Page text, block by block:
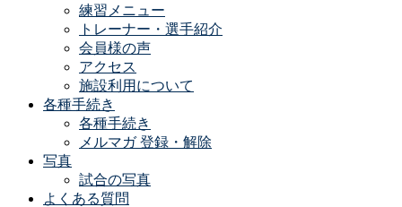
練習メニュー
トレーナー・選手紹介
会員様の声
アクセス
施設利用について
各種手続き
各種手続き
メルマガ 登録・解除
写真
試合の写真
よくある質問